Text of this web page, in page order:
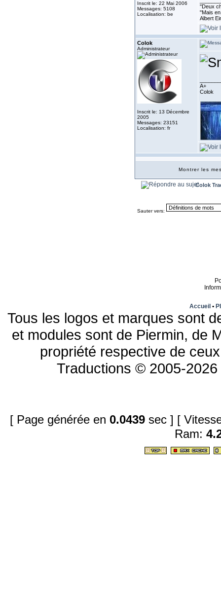
Inscrit le: 22 Mai 2006
Messages: 5108
Localisation: be
''Deux
"Mais
Albert
Colok
Administrateur
Inscrit le: 13 Décembre
2005
Messages: 23151
Localisation: fr
A+
Colok
Montrer les
Colok
Sauter vers:
Accueil •
Tous les logos et marques sont
et modules sont de Piermin, de
propriété respective de
Traductions © 2005-
[ Page générée en 0.0439 sec ] [
Ram: